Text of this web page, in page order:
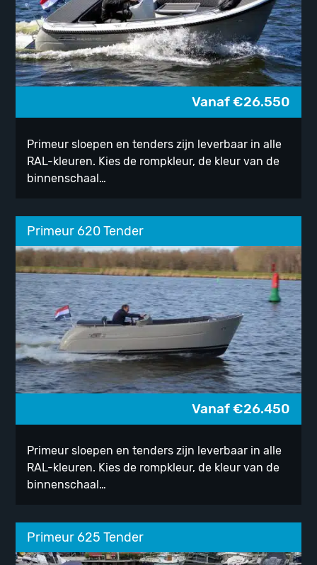
Vanaf€26.550
Primeur sloepen en tenders zijn leverbaar in alle
RAL-kleuren. Kies de rompkleur, de kleur van de
binnenschaal…
Primeur 620 Tender
Vanaf€26.450
Primeur sloepen en tenders zijn leverbaar in alle
RAL-kleuren. Kies de rompkleur, de kleur van de
binnenschaal…
Primeur 625 Tender